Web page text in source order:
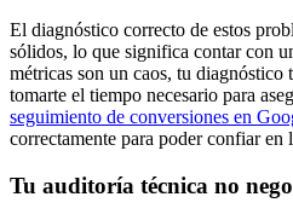
El diagnóstico correcto de estos
sólidos, lo que significa contar con
métricas son un caos, tu diagnóstico
tomarte el tiempo necesario para
seguimiento de conversiones en
correctamente para poder confiar en
Tu auditoría técnica no